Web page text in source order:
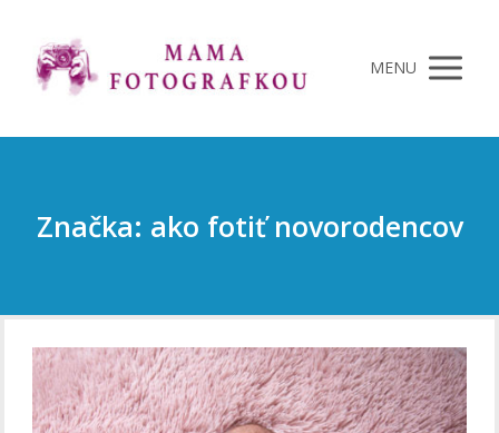
MENU
Značka: ako fotiť novorodencov